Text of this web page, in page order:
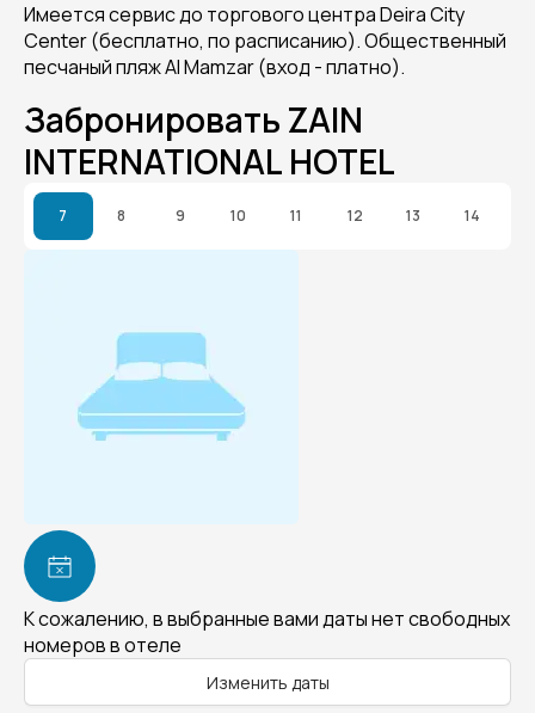
Имеется сервис до торгового центра Deira City
Center (бесплатно, по расписанию). Общественный
песчаный пляж Al Mamzar (вход - платно).
Забронировать ZAIN
INTERNATIONAL HOTEL
7 8 9 10 11 12 13 14
К сожалению, в выбранные вами даты нет свободных
номеров в отеле
Изменить даты